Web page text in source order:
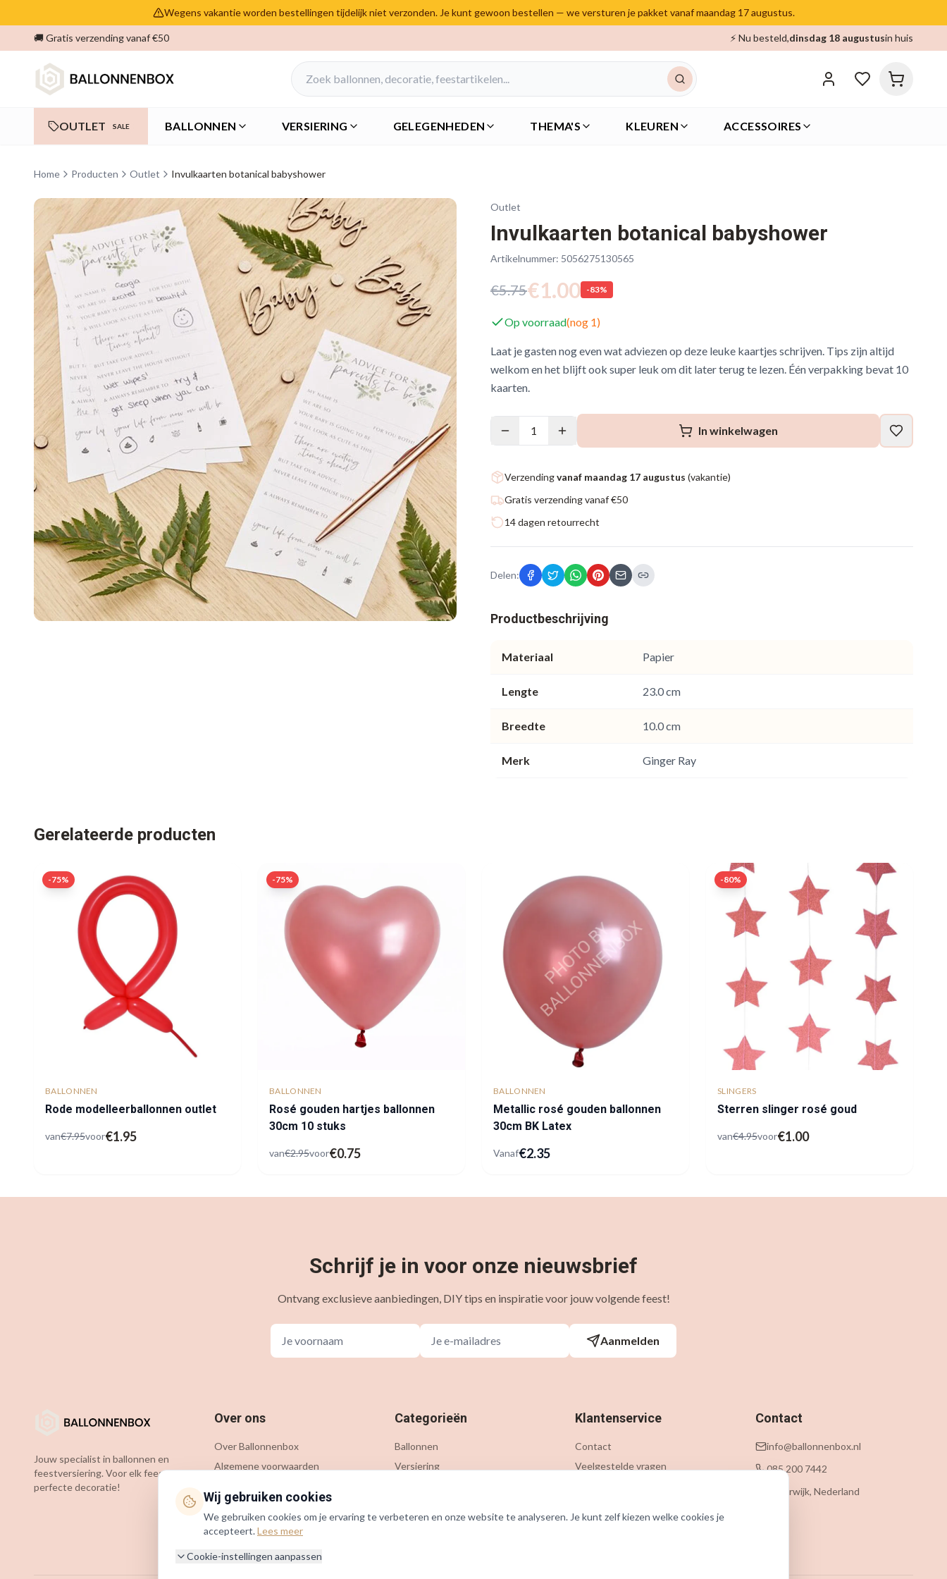
Wegens vakantie worden bestellingen tijdelijk niet verzonden. Je kunt gewoon bestellen — we versturen je pakket vanaf maandag 17 augustus.
🚚 Gratis verzending vanaf €50 ⚡ Nu besteld,dinsdag 18 augustusin huis
OUTLET SALE BALLONNEN VERSIERING GELEGENHEDEN THEMA'S KLEUREN ACCESSOIRES
Home Producten Outlet Invulkaarten botanical babyshower
Outlet
Invulkaarten botanical babyshower
Artikelnummer: 5056275130565
€5.75€1.00 -83%
Op voorraad(nog 1)
Laat je gasten nog even wat adviezen op deze leuke kaartjes schrijven. Tips zijn altijd
welkom en het blijft ook super leuk om dit later terug te lezen. Één verpakking bevat 10
kaarten.
1 In winkelwagen
Verzendingvanaf maandag 17 augustus (vakantie)
Gratis verzending vanaf €50
14 dagen retourrecht
Delen:
Productbeschrijving
Materiaal Papier
Lengte 23.0 cm
Breedte 10.0 cm
Merk Ginger Ray
Gerelateerde producten
-75%
BALLONNEN
Rode modelleerballonnen outlet
van€7.95voor€1.95
-75%
BALLONNEN
Rosé gouden hartjes ballonnen
30cm 10 stuks
van€2.95voor€0.75
BALLONNEN
Metallic rosé gouden ballonnen
30cm BK Latex
Vanaf€2.35
-80%
SLINGERS
Sterren slinger rosé goud
van€4.95voor€1.00
Schrijf je in voor onze nieuwsbrief
Ontvang exclusieve aanbiedingen, DIY tips en inspiratie voor jouw volgende feest!
Aanmelden
Jouw specialist in ballonnen en
feestversiering. Voor elk feest de
perfecte decoratie!
Over ons
Over Ballonnenbox
Algemene voorwaarden
Cookiebeleid
KVK: 54349583
Categorieën
Ballonnen
Versiering
Klantenservice
Contact
Veelgestelde vragen
Contact
info@ballonnenbox.nl
085 200 7442
Beverwijk, Nederland
Wij gebruiken cookies
We gebruiken cookies om je ervaring te verbeteren en onze website te analyseren. Je kunt zelf kiezen welke cookies je
accepteert.Lees meer
Cookie-instellingen aanpassen